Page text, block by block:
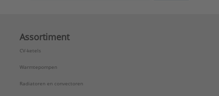
Assortiment
CV-ketels
Warmtepompen
Radiatoren en convectoren